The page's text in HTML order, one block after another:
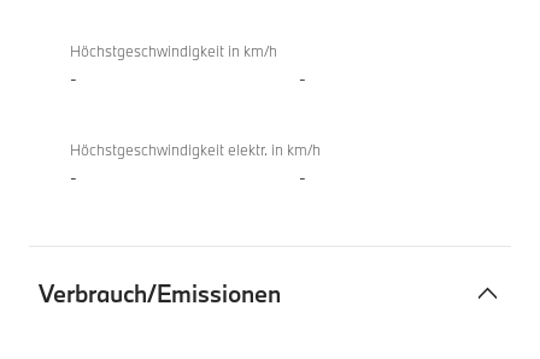
Höchstgeschwindigkeit in km/h
- -
Höchstgeschwindigkeit elektr. in km/h
- -
Verbrauch/Emissionen